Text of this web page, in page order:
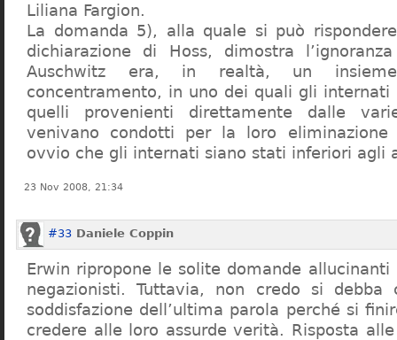
Liliana Fargion.
La domanda 5), alla quale si può
dichiarazione di Hoss, dimostra
Auschwitz era, in realtà, un
concentramento, in uno dei quali gli
quelli provenienti direttamente dalle
venivano condotti per la loro eliminazione
ovvio che gli internati siano stati inferiori agli
23 Nov 2008, 21:34
#33 Daniele Coppin
Erwin ripropone le solite domande
negazionisti. Tuttavia, non credo si debba
soddisfazione dell’ultima parola perché si
credere alle loro assurde verità. Risposta